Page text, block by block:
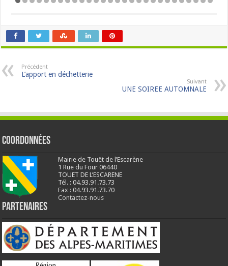
Précédent
L’apport en déchetterie
Suivant
UNE SOIREE AUTOMNALE
Coordonnées
Mairie de Touët de l’Escarène
1 Rue du Four 06440
TOUET DE L’ESCARENE
Tél. : 04.93.91.73.73
Fax : 04.93.91.73.70
Contactez-nous
Partenaires